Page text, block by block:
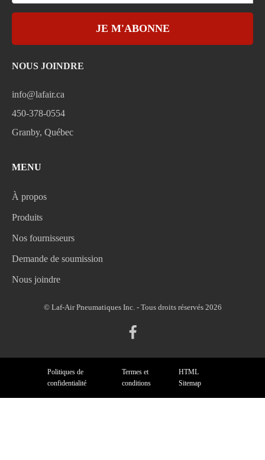
JE M'ABONNE
NOUS JOINDRE
info@lafair.ca
450-378-0554
Granby, Québec
MENU
À propos
Produits
Nos fournisseurs
Demande de soumission
Nous joindre
© Laf-Air Pneumatiques Inc. - Tous droits réservés 2026
Politiques de
confidentialité
Termes et
conditions
HTML
Sitemap